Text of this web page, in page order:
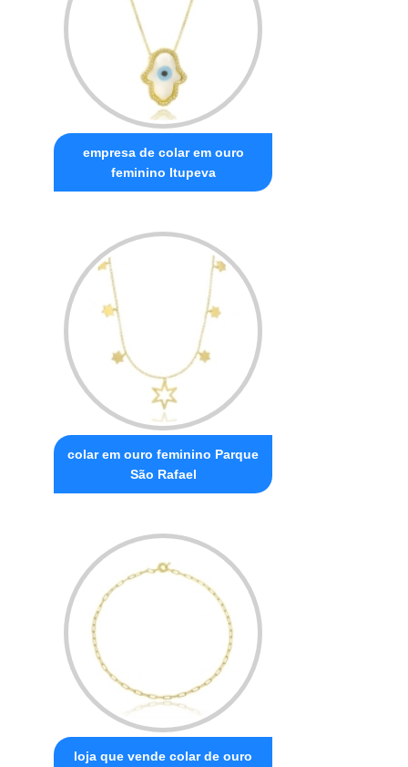
empresa de colar em ouro
feminino Itupeva
colar em ouro feminino Parque
São Rafael
loja que vende colar de ouro